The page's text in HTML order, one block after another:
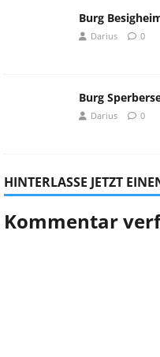
Burg
Darius 0
Burg
Darius 0
HINTERLASSE JETZT
Kommentar